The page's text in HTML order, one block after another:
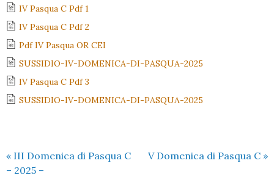
IV Pasqua C Pdf 1
IV Pasqua C Pdf 2
Pdf IV Pasqua OR CEI
SUSSIDIO-IV-DOMENICA-DI-PASQUA-2025
IV Pasqua C Pdf 3
SUSSIDIO-IV-DOMENICA-DI-PASQUA-2025
« III Domenica di Pasqua C
– 2025 –
V Domenica di Pasqua C »